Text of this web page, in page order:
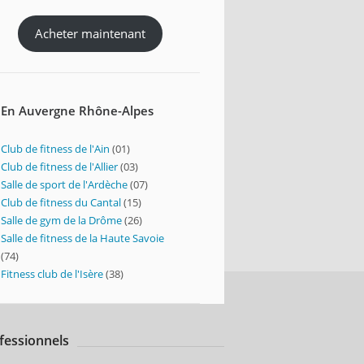
Acheter maintenant
En Auvergne Rhône-Alpes
Club de fitness de l'Ain (01)
Club de fitness de l'Allier(03)
Salle de sport de l'Ardèche(07)
Club de fitness du Cantal(15)
Salle de gym de la Drôme(26)
Salle de fitness de la Haute Savoie
(74)
Fitness club de l'Isère(38)